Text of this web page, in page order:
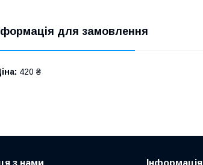
для замовлення
420 ₴
з нами Інформація